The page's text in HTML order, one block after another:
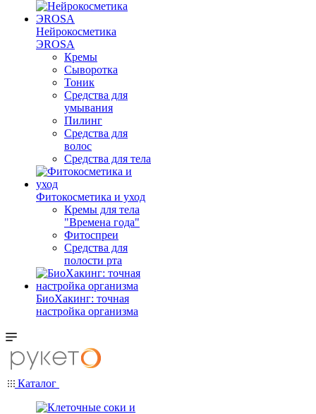
Нейрокосметика
ЭROSA
Кремы
Сыворотка
Тоник
Средства для
умывания
Пилинг
Средства для
волос
Средства для тела
Фитокосметика и уход
Кремы для тела
"Времена года"
Фитоспреи
Средства для
полости рта
БиоХакинг: точная
настройка организма
Каталог